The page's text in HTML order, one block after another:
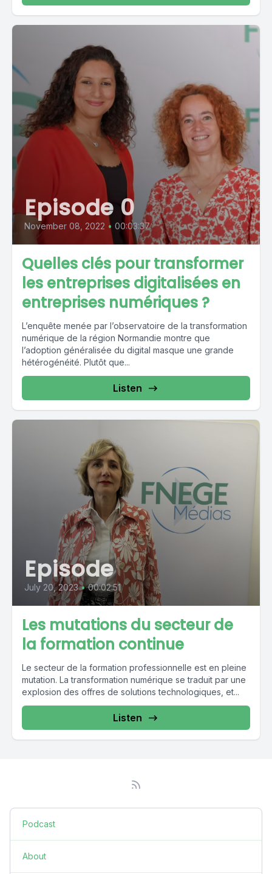
Episode 0
November 08, 2022 • 00:03:37
Quelles clés pour transformer
les entreprises digitalisées en
entreprises numériques ?
L’enquête menée par l’observatoire de la transformation
numérique de la région Normandie montre que
l’adoption généralisée du digital masque une grande
hétérogénéité. Plutôt que...
Listen
Episode
July 20, 2023 • 00:02:51
Les mutations du secteur de
la formation continue
Le secteur de la formation professionnelle est en pleine
mutation. La transformation numérique se traduit par une
explosion des offres de solutions technologiques, et...
Listen
Podcast
About